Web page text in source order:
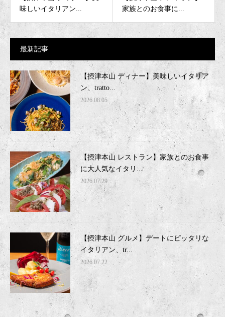
味しいイタリアン...
家族とのお食事に...
最新記事
【摂津本山 ディナー】美味しいイタリア
ン、tratto...
2026.08.05
【摂津本山 レストラン】家族とのお食事
に大人気なイタリ...
2026.07.29
【摂津本山 グルメ】デートにピッタリな
イタリアン、tr...
2026.07.22